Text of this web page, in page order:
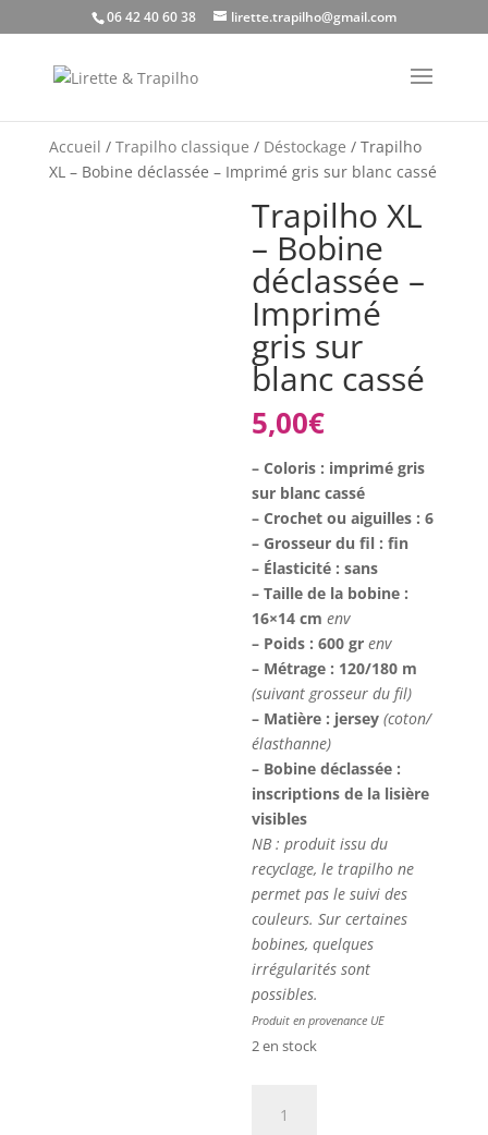
06 42 40 60 38 lirette.trapilho@gmail.com
Accueil / Trapilho classique / Déstockage / Trapilho
XL – Bobine déclassée – Imprimé gris sur blanc cassé
Trapilho XL
– Bobine
déclassée –
Imprimé
gris sur
blanc cassé
5,00€
– Coloris : imprimé gris
sur blanc cassé
– Crochet ou aiguilles : 6
– Grosseur du fil : fin
– Élasticité : sans
– Taille de la bobine :
16×14 cmenv
– Poids : 600 grenv
– Métrage : 120/180 m
(suivant grosseur du fil)
– Matière : jersey(coton/
élasthanne)
– Bobine déclassée :
inscriptions de la lisière
visibles
NB : produit issu du
recyclage, le trapilho ne
permet pas le suivi des
couleurs. Sur certaines
bobines, quelques
irrégularités sont
possibles.
Produit en provenance UE
2 en stock